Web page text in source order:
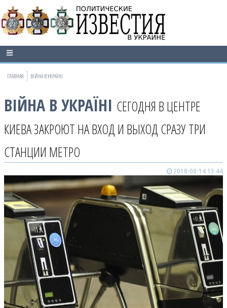
ГЛАВНАЯ ВІЙНА В УКРАЇНІ
ВІЙНА В УКРАЇНІ СЕГОДНЯ В ЦЕНТРЕ
КИЕВА ЗАКРОЮТ НА ВХОД И ВЫХОД СРАЗУ ТРИ
СТАНЦИИ МЕТРО
2018-08-14 13:44